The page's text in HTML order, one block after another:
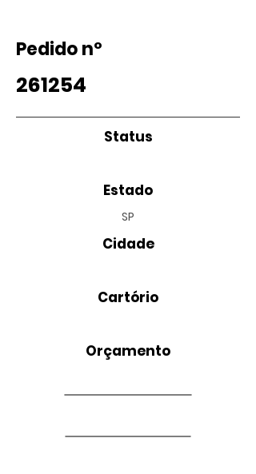
Pedido nº
261254
Status
Estado
SP
Cidade
Cartório
Orçamento